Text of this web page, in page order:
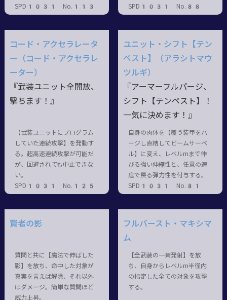
SPD1031 No.113
SPD1031 No.88
コード・アクセラレータ
ー（コード・アクセラレ
ーター）
『武装ユニット全開放、
撃ちます！』
【武装ユニットにプログラム
していた連続攻撃】を発動す
る。超高速連続攻撃が可能だ
が、回避されても中止できな
い。
SPD1031 No.125
ユニット・シフト【テン
ペスト】（アラシトマウ
ツルギ）
『アーマーフルパージ、
シフト【テンペスト】！
一気に決めます！』
自身の肉体を【覆う装甲をパ
ージし直結してビームサーベ
ル】に変え、レベルmまで伸
びる強い伸縮性と、任意の速
度で戻る弾力性を付与する。
SPD1031 No.81
賢者の影
質問と共に【魔法で伸ばした
影】を放ち、命中した対象が
真実を言えば解除、それ以外
はダメージ。簡単な質問ほど
威力上昇。
フルバースト・マキシマ
ム
【全武装の一斉発射】を放
ち、自身からレベルm半径内
の指定した全ての対象を攻撃
する。